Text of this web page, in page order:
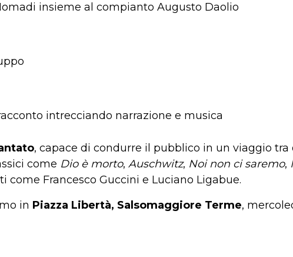
insieme al compianto Augusto Daolio
intrecciando narrazione e musica
, capace di condurre il pubblico in un viaggio
come Dio è morto, Auschwitz, Noi non ci saremo,
come Francesco Guccini e Luciano Ligabue.
in Piazza Libertà, Salsomaggiore Terme,